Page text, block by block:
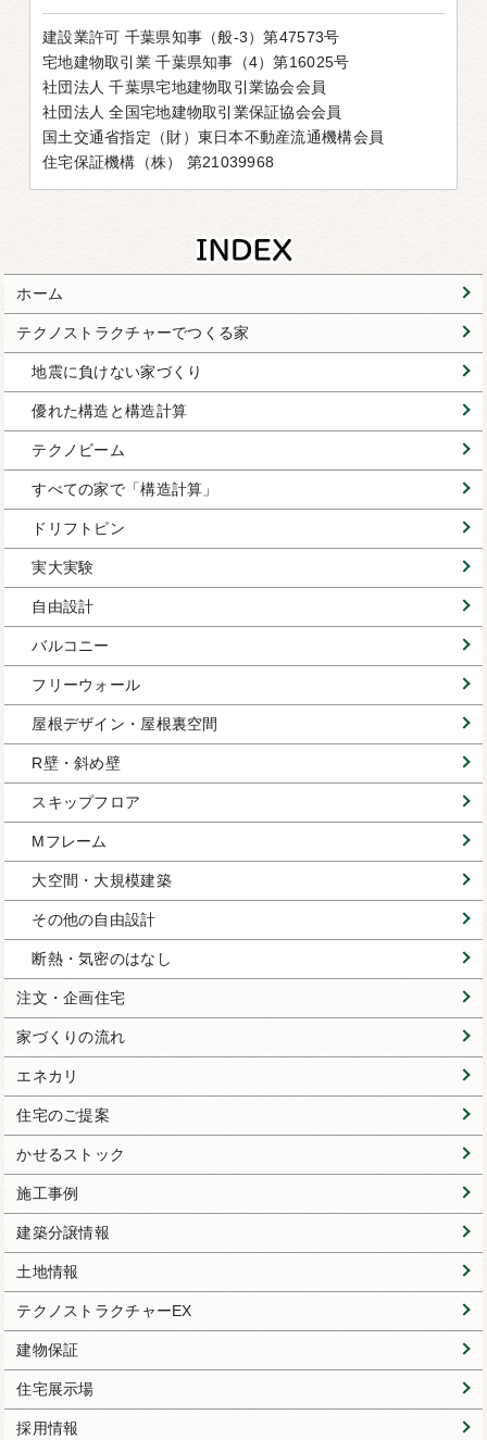
建設業許可 千葉県知事（般-3）第47573号
宅地建物取引業 千葉県知事（4）第16025号
社団法人 千葉県宅地建物取引業協会会員
社団法人 全国宅地建物取引業保証協会会員
国土交通省指定（財）東日本不動産流通機構会員
住宅保証機構（株） 第21039968
ホーム
テクノストラクチャーでつくる家
地震に負けない家づくり
優れた構造と構造計算
テクノビーム
すべての家で「構造計算」
ドリフトピン
実大実験
自由設計
バルコニー
フリーウォール
屋根デザイン・屋根裏空間
R壁・斜め壁
スキップフロア
Mフレーム
大空間・大規模建築
その他の自由設計
断熱・気密のはなし
注文・企画住宅
家づくりの流れ
エネカリ
住宅のご提案
かせるストック
施工事例
建築分譲情報
土地情報
テクノストラクチャーEX
建物保証
住宅展示場
採用情報